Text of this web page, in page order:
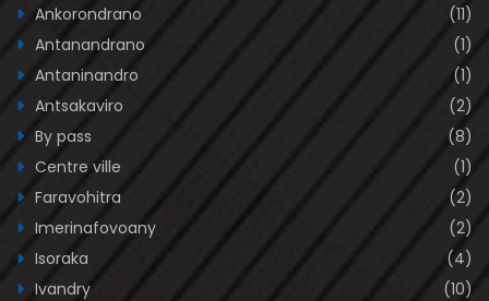
Ankorondrano
(11)
Antanandrano
(1)
Antaninandro
(1)
Antsakaviro
(2)
By pass
(8)
Centre ville
(1)
Faravohitra
(2)
Imerinafovoany
(2)
Isoraka
(4)
Ivandry
(10)